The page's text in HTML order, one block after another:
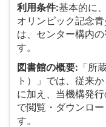
利用条件:基本的に
オリンピック記念
は、センター構内
す。
図書館の概要: 「所
ト）」では、従来
に加え、当機構発
で閲覧・ダウンロ
す。